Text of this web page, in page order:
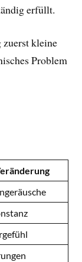
erfüllt.
zuerst kleine
Problem